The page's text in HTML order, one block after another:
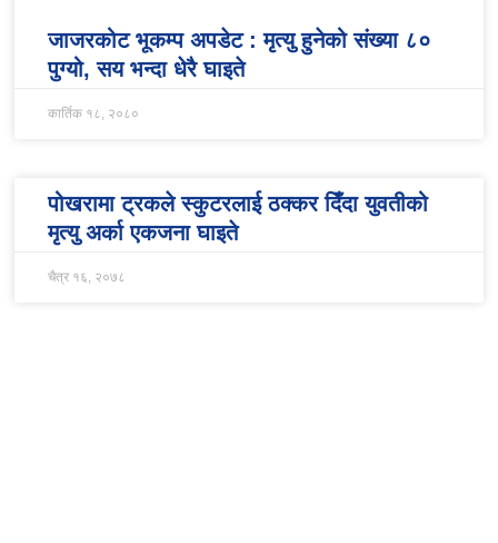
जाजरकोट भूकम्प अपडेट : मृत्यु हुनेको संख्या ८०
पुग्यो, सय भन्दा धेरै घाइते
कार्तिक १८, २०८०
पोखरामा ट्रकले स्कुटरलाई ठक्कर दिँदा युवतीको
मृत्यु अर्का एकजना घाइते
चैत्र १६, २०७८